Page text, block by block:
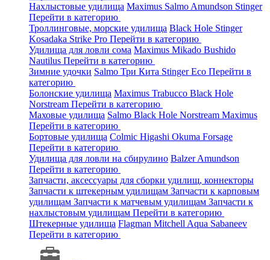
Нахлыстовые удилища Maximus Salmo Amundson Stinger
Перейти в категорию
Троллинговые, морские удилища Black Hole Stinger
Kosadaka Strike Pro Перейти в категорию
Удилища для ловли сома Maximus Mikado Bushido
Nautilus Перейти в категорию
Зимние удочки Salmo Три Кита StingerEco Перейти в
категорию
Болонские удилища Maximus Trabucco Black Hole
Norstream Перейти в категорию
Маховые удилища Salmo Black Hole Norstream Maximus
Перейти в категорию
Бортовые удилища Colmic Higashi Okuma Forsage
Перейти в категорию
Удилища для ловли на сбирулино BalzerAmundson
Перейти в категорию
Запчасти, аксессуары для сборки удилищ, коннекторы
Запчасти к штекерным удилищам Запчасти к карповым
удилищам Запчасти к матчевым удилищам Запчасти к
нахлыстовым удилищам Перейти в категорию
Штекерные удилища Flagman Mitchell Aqua Sabaneev
Перейти в категорию